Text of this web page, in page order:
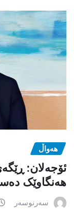
هەواڵ
ئۆجەلان:
هەنگاوێک
سەرنوسەر